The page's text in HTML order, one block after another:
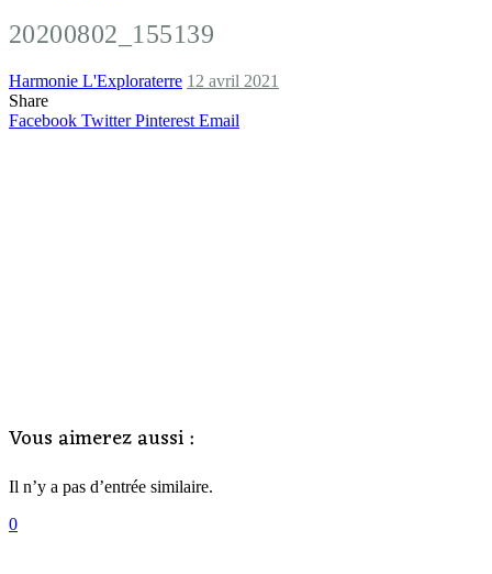
20200802_155139
Harmonie L'Exploraterre 12 avril 2021
Share
Facebook Twitter Pinterest Email
Vous aimerez aussi :
Il n’y a pas d’entrée similaire.
0